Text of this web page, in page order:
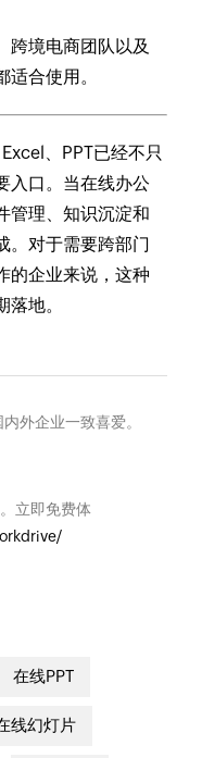
跨境电商团队以及
合使用。
、PPT已经不只
入口。当在线办公
管理、知识沉淀和
。对于需要跨部门
的企业来说，这种
地。
内外企业一致喜爱。
。立即免费体
在线PPT
线幻灯片